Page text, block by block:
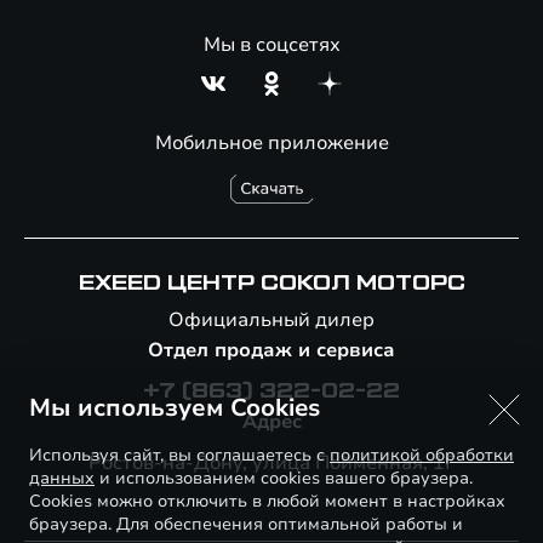
Мобильное приложение
Мы в соцсетях
EXEED ЦЕНТР СОКОЛ МОТОРС
Официальный дилер
Отдел продаж и сервиса
+7 (863) 322-02-22
Адрес
Ростов-на-Дону, улица Пойменная, 1Г
Мы используем Cookies
Используя сайт, вы соглашаетесь сполитикой обработки
данных и использованием cookies вашего браузера.
Cookies можно отключить в любой момент в настройках
браузера. Для обеспечения оптимальной работы и